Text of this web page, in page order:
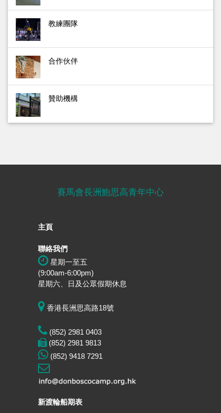
教練團隊
合作伙伴
贊助機構
賽馬會長洲鮑思高青年中心
主頁
聯絡我們
星期一至五
(9:00am-6:00pm)
星期六、日及公眾假期休息
香港長洲思高路18號
(852) 2981 0403
(852) 2981 9813
(852) 9418 7291
新渡輪船期表